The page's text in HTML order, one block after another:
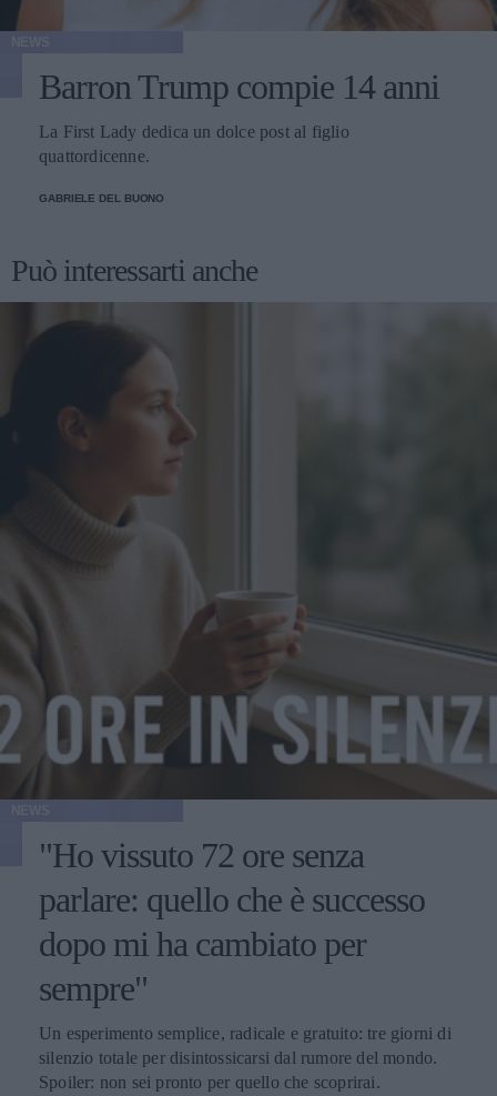
Barron Trump compie 14 anni
La First Lady dedica un dolce post al figlio
quattordicenne.
GABRIELE DEL BUONO
Può interessarti anche
"Ho vissuto 72 ore senza
parlare: quello che è successo
dopo mi ha cambiato per
sempre"
Un esperimento semplice, radicale e gratuito: tre giorni di
silenzio totale per disintossicarsi dal rumore del mondo.
Spoiler: non sei pronto per quello che scoprirai.